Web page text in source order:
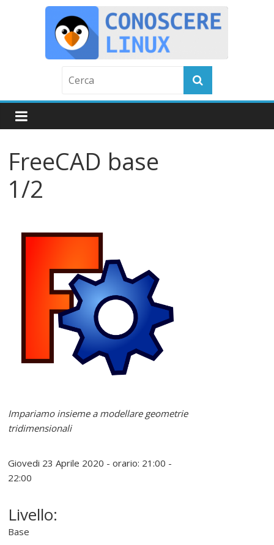
o
n
o
s
i
u
x
P
FreeCAD base
1/2
Impariamo insieme a modellare geometrie
tridimensionali
Giovedi 23 Aprile 2020 - orario: 21:00 -
22:00
Livello:
Base